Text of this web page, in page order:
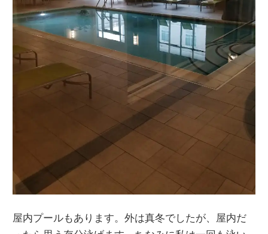
屋内プールもあります。外は真冬でしたが、屋内だ